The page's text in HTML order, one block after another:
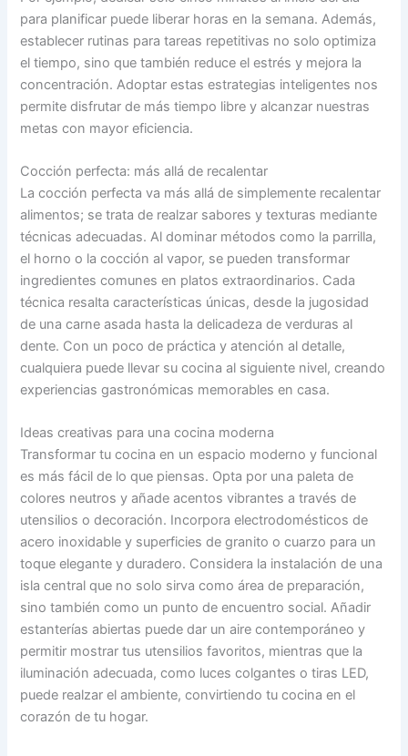
para planificar puede liberar horas en la semana. Además,
establecer rutinas para tareas repetitivas no solo optimiza
el tiempo, sino que también reduce el estrés y mejora la
concentración. Adoptar estas estrategias inteligentes nos
permite disfrutar de más tiempo libre y alcanzar nuestras
metas con mayor eficiencia.
Cocción perfecta: más allá de recalentar
La cocción perfecta va más allá de simplemente recalentar
alimentos; se trata de realzar sabores y texturas mediante
técnicas adecuadas. Al dominar métodos como la parrilla,
el horno o la cocción al vapor, se pueden transformar
ingredientes comunes en platos extraordinarios. Cada
técnica resalta características únicas, desde la jugosidad
de una carne asada hasta la delicadeza de verduras al
dente. Con un poco de práctica y atención al detalle,
cualquiera puede llevar su cocina al siguiente nivel, creando
experiencias gastronómicas memorables en casa.
Ideas creativas para una cocina moderna
Transformar tu cocina en un espacio moderno y funcional
es más fácil de lo que piensas. Opta por una paleta de
colores neutros y añade acentos vibrantes a través de
utensilios o decoración. Incorpora electrodomésticos de
acero inoxidable y superficies de granito o cuarzo para un
toque elegante y duradero. Considera la instalación de una
isla central que no solo sirva como área de preparación,
sino también como un punto de encuentro social. Añadir
estanterías abiertas puede dar un aire contemporáneo y
permitir mostrar tus utensilios favoritos, mientras que la
iluminación adecuada, como luces colgantes o tiras LED,
puede realzar el ambiente, convirtiendo tu cocina en el
corazón de tu hogar.